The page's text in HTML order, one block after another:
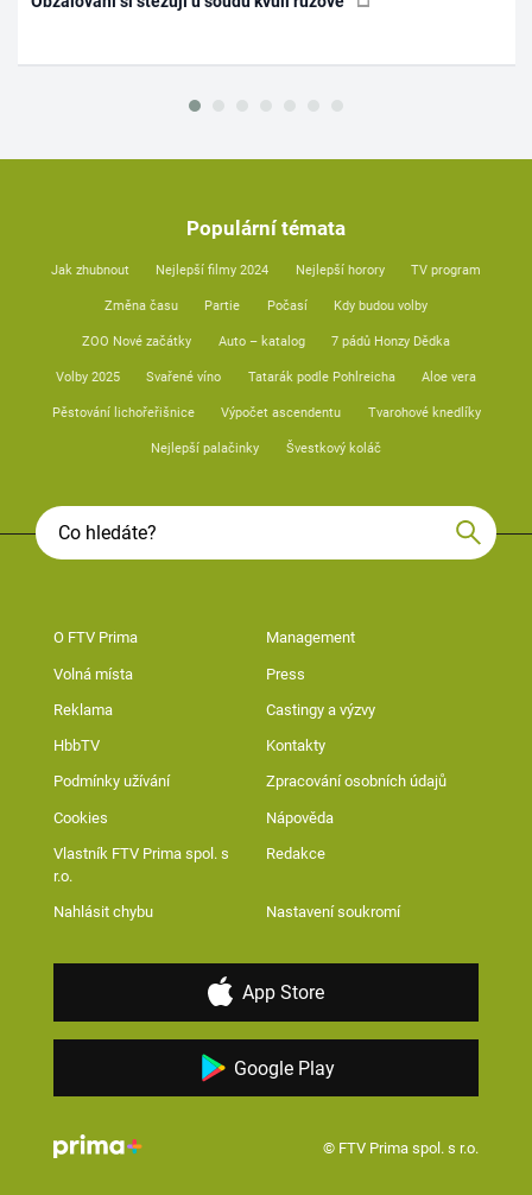
Populární témata
Jak zhubnout Nejlepší filmy 2024 Nejlepší horory TV program
Změna času Partie Počasí Kdy budou volby
ZOO Nové začátky Auto – katalog 7 pádů Honzy Dědka
Volby 2025 Svařené víno Tatarák podle Pohlreicha Aloe vera
Pěstování lichořeřišnice Výpočet ascendentu Tvarohové knedlíky
Nejlepší palačinky Švestkový koláč
O FTV Prima Management
Volná místa Press
Reklama Castingy a výzvy
HbbTV Kontakty
Podmínky užívání Zpracování osobních údajů
Cookies Nápověda
Vlastník FTV Prima spol. s
r.o.
Redakce
Nahlásit chybu Nastavení soukromí
App Store
Google Play
© FTV Prima spol. s r.o.